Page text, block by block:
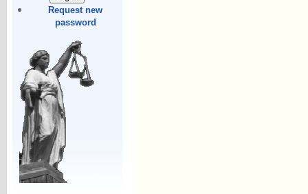
Request new
password